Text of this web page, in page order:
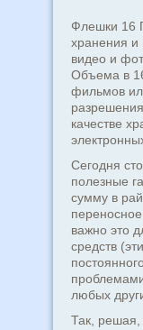
Флешки 16
хранения и
видео и
Объема в
фильмов
качестве
Сегодня
полезные
сумму в
важно это
средств
любых
Так, решая,